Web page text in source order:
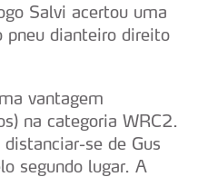
Salvi acertou uma
pneu dianteiro direito
vantagem
na categoria WRC2.
se de Gus
segundo lugar. A